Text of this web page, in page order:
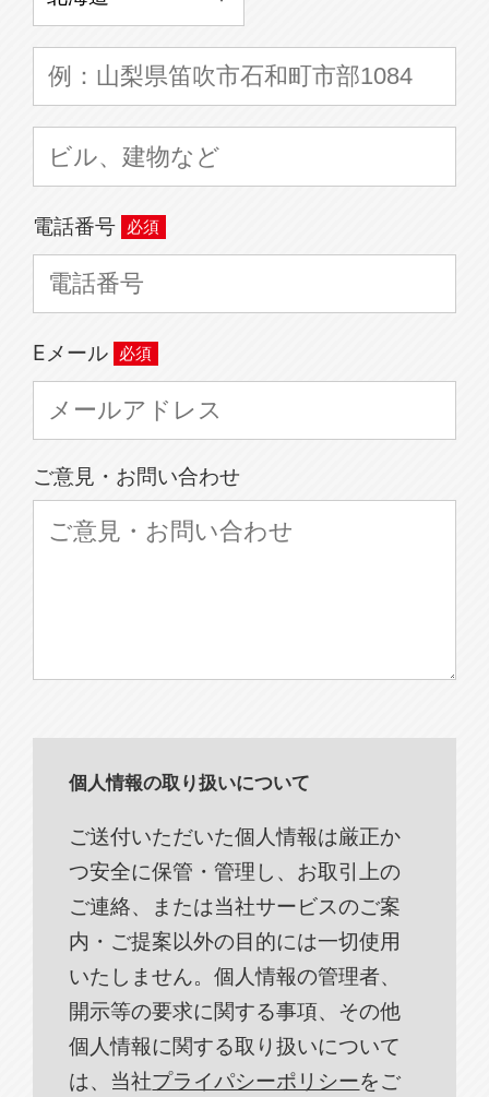
電話番号
Eメール
ご意見・お問い合わせ
個人情報の取り扱いについて
ご送付いただいた個人情報は厳正か
つ安全に保管・管理し、お取引上の
ご連絡、または当社サービスのご案
内・ご提案以外の目的には一切使用
いたしません。個人情報の管理者、
開示等の要求に関する事項、その他
個人情報に関する取り扱いについて
は、当社プライパシーポリシーをご